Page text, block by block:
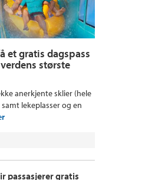
et gratis dagspass
største
anerkjente sklier (hele
lekeplasser og en
passasjerer gratis